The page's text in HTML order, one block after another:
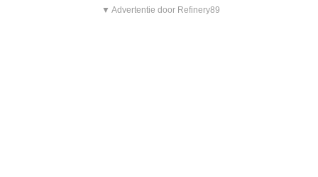
▼ Advertentie door Refinery89